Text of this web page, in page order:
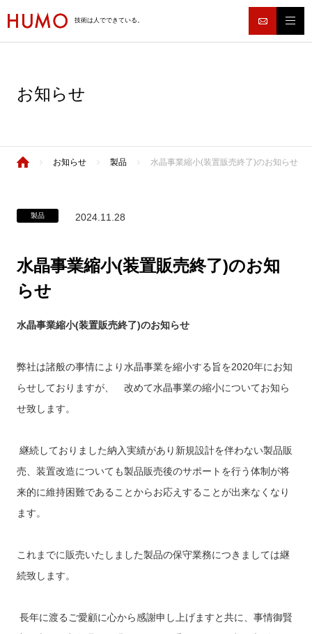
技術は人でできている。
お知らせ
お知らせ 製品 水晶事業縮小(装置販売終了)のお知らせ
製品 2024.11.28
水晶事業縮小(装置販売終了)のお知
らせ
水晶事業縮小(装置販売終了)のお知らせ
弊社は諸般の事情により水晶事業を縮小する旨を2020年にお知
らせしておりますが、 改めて水晶事業の縮小についてお知ら
せ致します。
継続しておりました納入実績があり新規設計を伴わない製品販
売、装置改造についても製品販売後のサポートを行う体制が将
来的に維持困難であることからお応えすることが出来なくなり
ます。
これまでに販売いたしました製品の保守業務につきましては継
続致します。
長年に渡るご愛顧に心から感謝申し上げますと共に、事情御賢